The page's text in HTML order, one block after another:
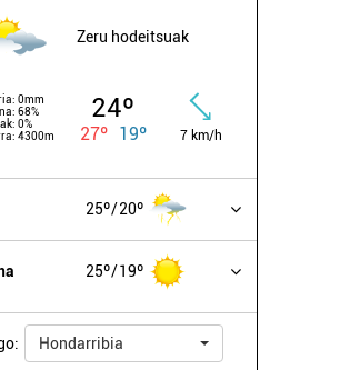
Zeru hodeitsuak
0mm
68%
0%
4300m
24º
27º 19º 7 km/h
25º 20º
25º 19º
Hondarribia